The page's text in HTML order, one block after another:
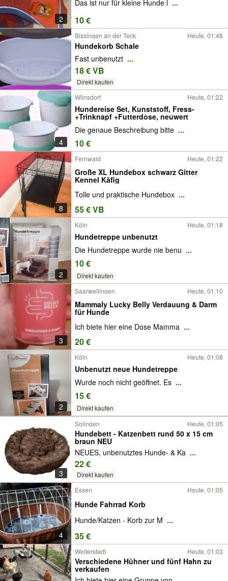
2
Das ist nur für kleine Hunde l ...
10 €
Bissingen an der Teck Heute, 01:48
Hundekorb Schale
Fast unbenutzt ...
18 € VB
Direkt kaufen
4
Wilnsdorf Heute, 01:22
Hundereise Set, Kunststoff, Fress-
+Trinknapf +Futterdose, neuwert
Die genaue Beschreibung bitte ...
10 €
8
Fernwald Heute, 01:22
Große XL Hundebox schwarz Gitter
Kennel Käfig
Tolle und praktische Hundebox ...
55 € VB
2
Köln Heute, 01:18
Hundetreppe unbenutzt
Die Hundetreppe wurde nie benu ...
10 €
Direkt kaufen
3
Saarwellingen Heute, 01:10
Mammaly Lucky Belly Verdauung & Darm
für Hunde
Ich biete hier eine Dose Mamma ...
20 €
2
Köln Heute, 01:08
Unbenutzt neue Hundetreppe
Wurde noch nicht geöffnet. Es ...
15 €
Direkt kaufen
3
Solingen Heute, 01:05
Hundebett - Katzenbett rund 50 x 15 cm
braun NEU
NEUES, unbenutztes Hunde- & Ka ...
22 €
Direkt kaufen
4
Essen Heute, 01:05
Hunde Fahrrad Korb
Hunde/Katzen - Korb zur M ...
35 €
Weiterstadt Heute, 01:03
Verschiedene Hühner und fünf Hahn zu
verkaufen